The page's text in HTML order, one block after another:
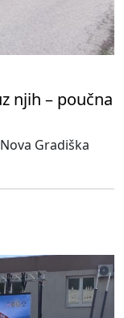
njih – poučna
Gradiška